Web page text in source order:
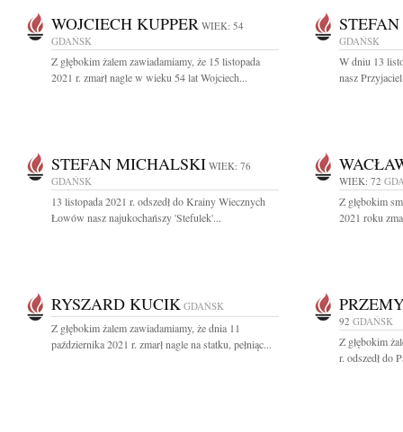
WOJCIECH KUPPER WIEK: 54
GDAŃSK
Z głębokim żalem zawiadamiamy, że 15 listopada
2021 r. zmarł nagle w wieku 54 lat Wojciech...
GDAŃSK
W dniu 13
nasz
STEFAN MICHALSKI WIEK: 76
GDAŃSK
13 listopada 2021 r. odszedł do Krainy Wiecznych
Łowów nasz najukochańszy 'Stefulek'...
WIEK: 72
Z głębokim
2021 roku
RYSZARD KUCIK GDAŃSK
Z głębokim żalem zawiadamiamy, że dnia 11
października 2021 r. zmarł nagle na statku, pełniąc...
92 GDAŃSK
Z głębokim
r. odszedł do